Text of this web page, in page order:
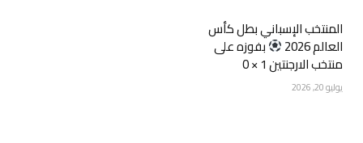
المنتخب الإسباني بطل كأس
العالم 2026 بفوزه على
منتخب الارجنتين 1 × 0
يوليو 20, 2026